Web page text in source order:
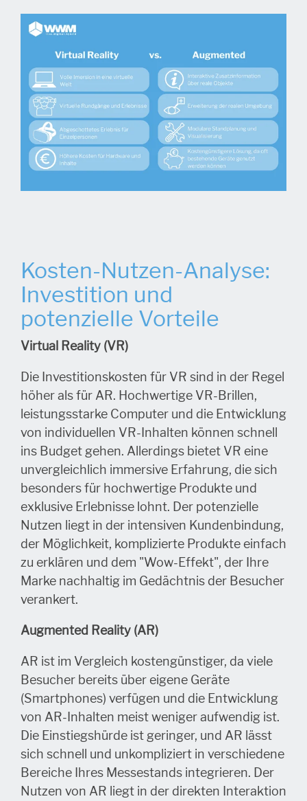
Kosten-Nutzen-Analyse:
Investition und
potenzielle Vorteile
Virtual Reality (VR)
Die Investitionskosten für VR sind in der Regel
höher als für AR. Hochwertige VR-Brillen,
leistungsstarke Computer und die Entwicklung
von individuellen VR-Inhalten können schnell
ins Budget gehen. Allerdings bietet VR eine
unvergleichlich immersive Erfahrung, die sich
besonders für hochwertige Produkte und
exklusive Erlebnisse lohnt. Der potenzielle
Nutzen liegt in der intensiven Kundenbindung,
der Möglichkeit, komplizierte Produkte einfach
zu erklären und dem "Wow-Effekt", der Ihre
Marke nachhaltig im Gedächtnis der Besucher
verankert.
Augmented Reality (AR)
AR ist im Vergleich kostengünstiger, da viele
Besucher bereits über eigene Geräte
(Smartphones) verfügen und die Entwicklung
von AR-Inhalten meist weniger aufwendig ist.
Die Einstiegshürde ist geringer, und AR lässt
sich schnell und unkompliziert in verschiedene
Bereiche Ihres Messestands integrieren. Der
Nutzen von AR liegt in der direkten Interaktion